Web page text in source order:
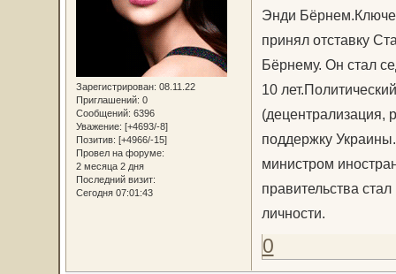
Зарегистрирован: 08.11.22
Приглашений: 0
Сообщений: 6396
Уважение: [+4693/-8]
Позитив: [+4966/-15]
Провел на форуме:
2 месяца 2 дня
Последний визит:
Сегодня 07:01:43
Энди
принял отставку
Бёрнему. Он стал
10
(децентрализация,
поддержку
министром
правительства
личности.
0